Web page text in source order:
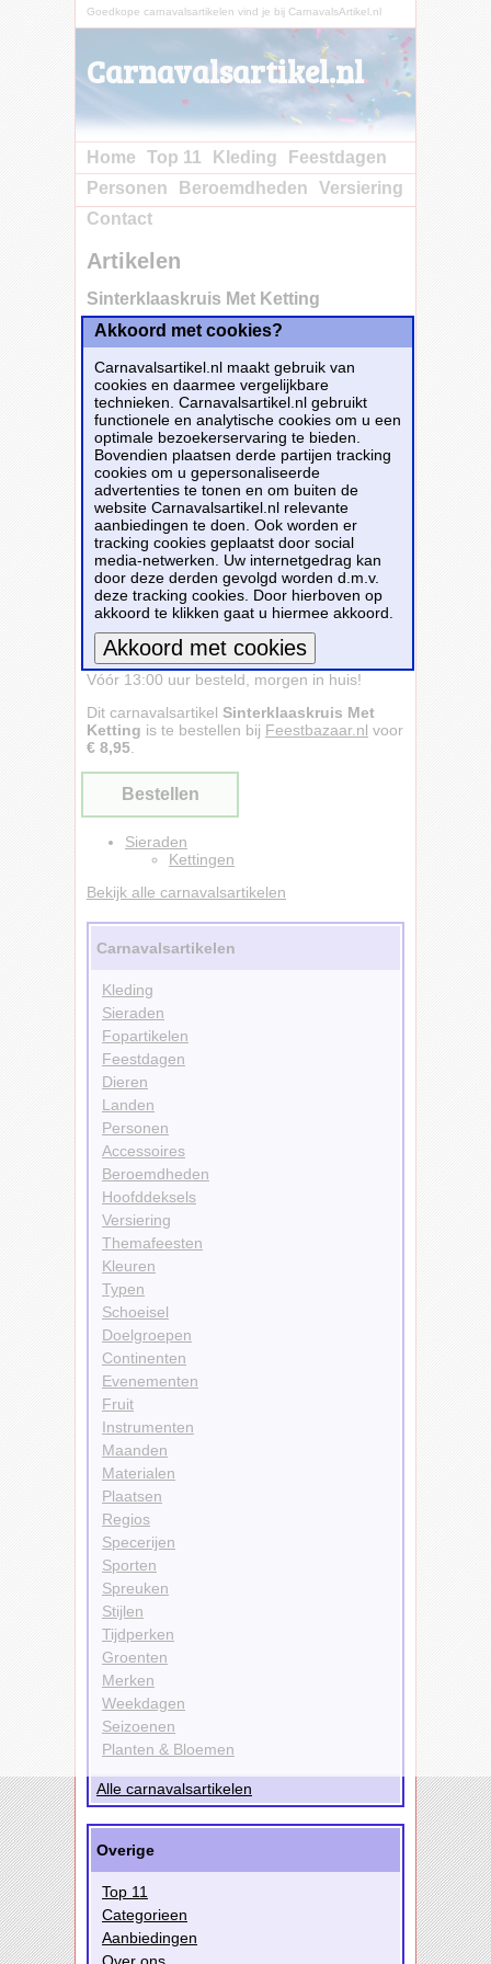
Goedkope carnavalsartikelen vind je bij CarnavalsArtikel.nl
Carnavalsartikel.nl
Home Top 11 Kleding
Feestdagen
Personen
Beroemdheden
Versiering
Contact
Artikelen
Sinterklaaskruis Met Ketting
Sinterklaaskruis Met Ketting - Feestbazaar -
Vóór 13:00 uur besteld, morgen in huis!
Dit carnavalsartikel Sinterklaaskruis Met
Ketting is te bestellen bij Feestbazaar.nl voor
€ 8,95
Bestellen
Sieraden
Kettingen
Bekijk alle carnavalsartikelen
Carnavalsartikelen
Kleding
Sieraden
Fopartikelen
Feestdagen
Dieren
Landen
Personen
Accessoires
Beroemdheden
Hoofddeksels
Versiering
Themafeesten
Kleuren
Typen
Schoeisel
Doelgroepen
Continenten
Evenementen
Fruit
Instrumenten
Maanden
Materialen
Plaatsen
Regios
Specerijen
Sporten
Spreuken
Stijlen
Tijdperken
Groenten
Merken
Weekdagen
Seizoenen
Planten & Bloemen
Alle carnavalsartikelen
Overige
Top 11
Categorieen
Aanbiedingen
Over ons
Akkoord met cookies?
Carnavalsartikel.nl maakt gebruik van
cookies en daarmee vergelijkbare
technieken. Carnavalsartikel.nl gebruikt
functionele en analytische cookies om u een
optimale bezoekerservaring te bieden.
Bovendien plaatsen derde partijen tracking
cookies om u gepersonaliseerde
advertenties te tonen en om buiten de
website Carnavalsartikel.nl relevante
aanbiedingen te doen. Ook worden er
tracking cookies geplaatst door social
media-netwerken. Uw internetgedrag kan
door deze derden gevolgd worden d.m.v.
deze tracking cookies. Door hierboven op
akkoord te klikken gaat u hiermee akkoord.
Meer informatie